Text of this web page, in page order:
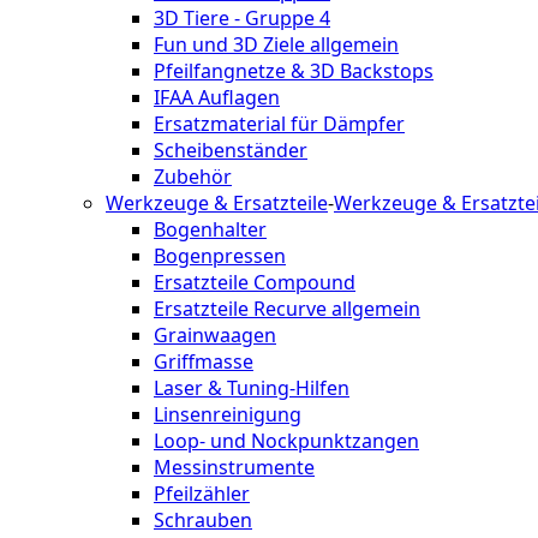
3D Tiere - Gruppe 4
Fun und 3D Ziele allgemein
Pfeilfangnetze & 3D Backstops
IFAA Auflagen
Ersatzmaterial für Dämpfer
Scheibenständer
Zubehör
Werkzeuge & Ersatzteile-Werkzeuge &
Bogenhalter
Bogenpressen
Ersatzteile Compound
Ersatzteile Recurve allgemein
Grainwaagen
Griffmasse
Laser & Tuning-Hilfen
Linsenreinigung
Loop- und Nockpunktzangen
Messinstrumente
Pfeilzähler
Schrauben